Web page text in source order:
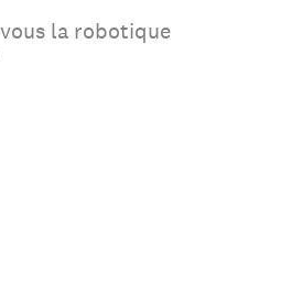
la robotique